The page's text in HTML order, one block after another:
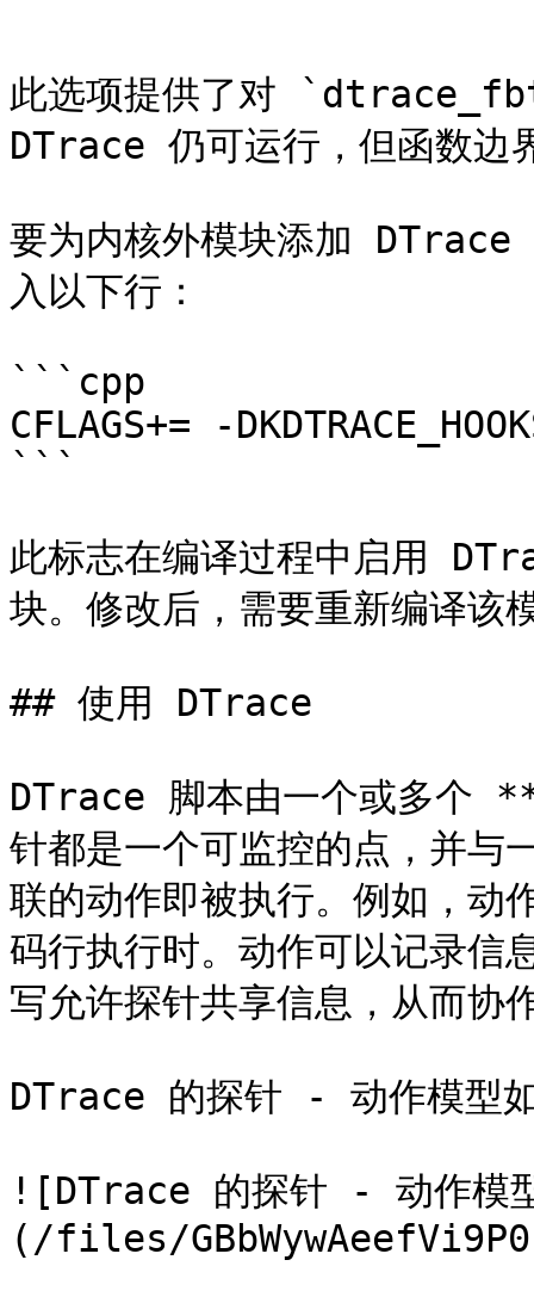
此选项提供了对
DTrace 仍可运行，但函数边
要为内核外模块添加
入以下行：
```cpp
CFLAGS+= -
```
此标志在编译过程中启用
块。修改后，需要重新编译
## 使用 DTrace
DTrace 脚本由一个或多个
针都是一个可监控的点，并与
联的动作即被执行。例如，动
码行执行时。动作可以记录信
写允许探针共享信息，从而协
DTrace 的探针 - 动作模型
![DTrace 的探针 - 动作模
(/files/